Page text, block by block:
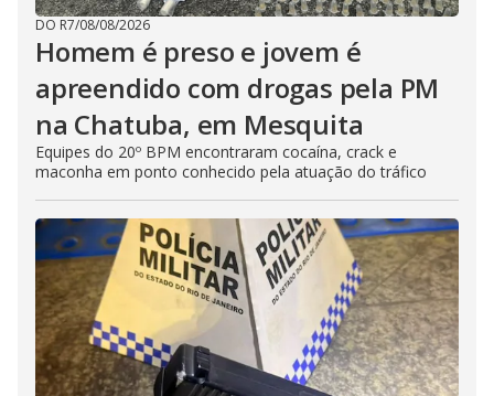
DO R7/08/08/2026
Homem é preso e jovem é
apreendido com drogas pela PM
na Chatuba, em Mesquita
Equipes do 20º BPM encontraram cocaína, crack e
maconha em ponto conhecido pela atuação do tráfico